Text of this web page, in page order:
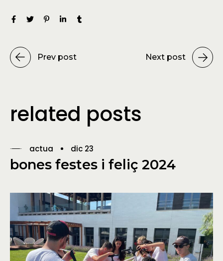
Prev post Next post
related posts
actua dic 23
bones festes i feliç 2024